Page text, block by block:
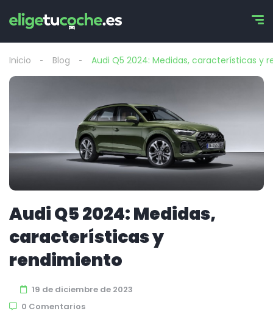
Inicio Blog Audi Q5 2024: Medidas, características y
Audi Q5 2024: Medidas,
características y
rendimiento
19 de diciembre de 2023
0 Comentarios